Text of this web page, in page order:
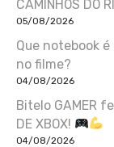
CAMINHOS DO
05/08/2026
Que notebook
no filme?
04/08/2026
Bitelo GAMER
DE XBOX!
04/08/2026